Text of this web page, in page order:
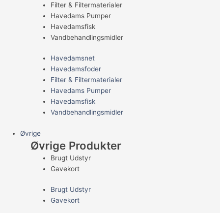
Filter & Filtermaterialer
Havedams Pumper
Havedamsfisk
Vandbehandlingsmidler
Havedamsnet
Havedamsfoder
Filter & Filtermaterialer
Havedams Pumper
Havedamsfisk
Vandbehandlingsmidler
Øvrige
Øvrige Produkter
Brugt Udstyr
Gavekort
Brugt Udstyr
Gavekort